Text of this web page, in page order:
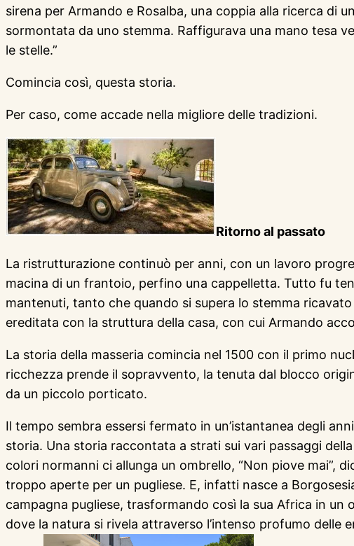
sirena per Armando e Rosalba, una coppia alla ricerca di
sormontata da uno stemma. Raffigurava una mano tesa
le stelle.”
Comincia così, questa storia.
Per caso, come accade nella migliore delle tradizioni.
Ritorno al passato
La ristrutturazione continuò per anni, con un lavoro
macina di un frantoio, perfino una cappelletta. Tutto fu
mantenuti, tanto che quando si supera lo stemma
ereditata con la struttura della casa, con cui Armando
La storia della masseria comincia nel 1500 con il primo
ricchezza prende il sopravvento, la tenuta dal blocco
da un piccolo porticato.
Il tempo sembra essersi fermato in un’istantanea degli
storia. Una storia raccontata a strati sui vari passaggi
colori normanni ci allunga un ombrello, “Non piove mai”,
troppo aperte per un pugliese. E, infatti nasce a
campagna pugliese, trasformando così la sua Africa in
dove la natura si rivela attraverso l’intenso profumo delle